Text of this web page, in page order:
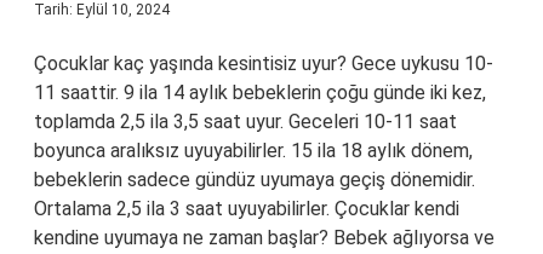
Tarih: Eylül 10, 2024
Çocuklar kaç yaşında kesintisiz uyur? Gece uykusu 10-
11 saattir. 9 ila 14 aylık bebeklerin çoğu günde iki kez,
toplamda 2,5 ila 3,5 saat uyur. Geceleri 10-11 saat
boyunca aralıksız uyuyabilirler. 15 ila 18 aylık dönem,
bebeklerin sadece gündüz uyumaya geçiş dönemidir.
Ortalama 2,5 ila 3 saat uyuyabilirler. Çocuklar kendi
kendine uyumaya ne zaman başlar? Bebek ağlıyorsa ve